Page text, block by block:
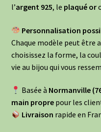
l’argent 925, le plaqué or
Personnalisation
Chaque modèle peut être
choisissez la forme, la
vie au bijou qui vous
Basée à Normanville
main proprepour les
Livraison rapide en